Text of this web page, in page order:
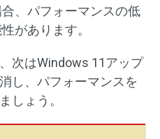
、パフォーマンスの低
があります。
次はWindows 11アップ
し、パフォーマンスを
しょう。